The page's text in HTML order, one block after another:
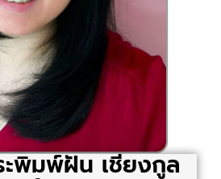
ะพิมพ์ฝัน เชียงกูล